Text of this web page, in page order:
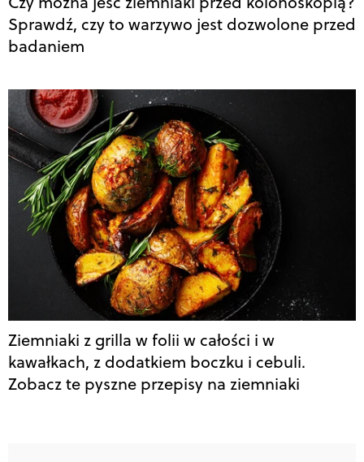
Sprawdź, czy to warzywo jest dozwolone przed
badaniem
Ziemniaki z grilla w folii w całości i w
kawałkach, z dodatkiem boczku i cebuli.
Zobacz te pyszne przepisy na ziemniaki